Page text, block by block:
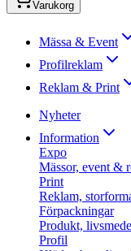
Varukorg
Mässa & Event
Profilreklam
Reklam & Print
Nyheter
Information
Expo
Mässor, event &
Print
Reklam,
Förpackningar
Produkt,
Profil